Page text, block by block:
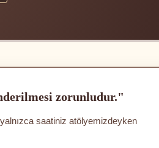
zorunludur."
saatiniz atölyemizdeyken